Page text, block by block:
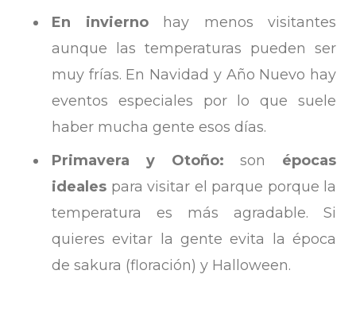
En inviernohay menos visitantes
aunque las temperaturas pueden ser
muy frías. En Navidad y Año Nuevo hay
eventos especiales por lo que suele
haber mucha gente esos días.
Primavera y Otoño: son épocas
ideales para visitar el parque porque la
temperatura es más agradable. Si
quieres evitar la gente evita la época
de sakura (floración) y Halloween.